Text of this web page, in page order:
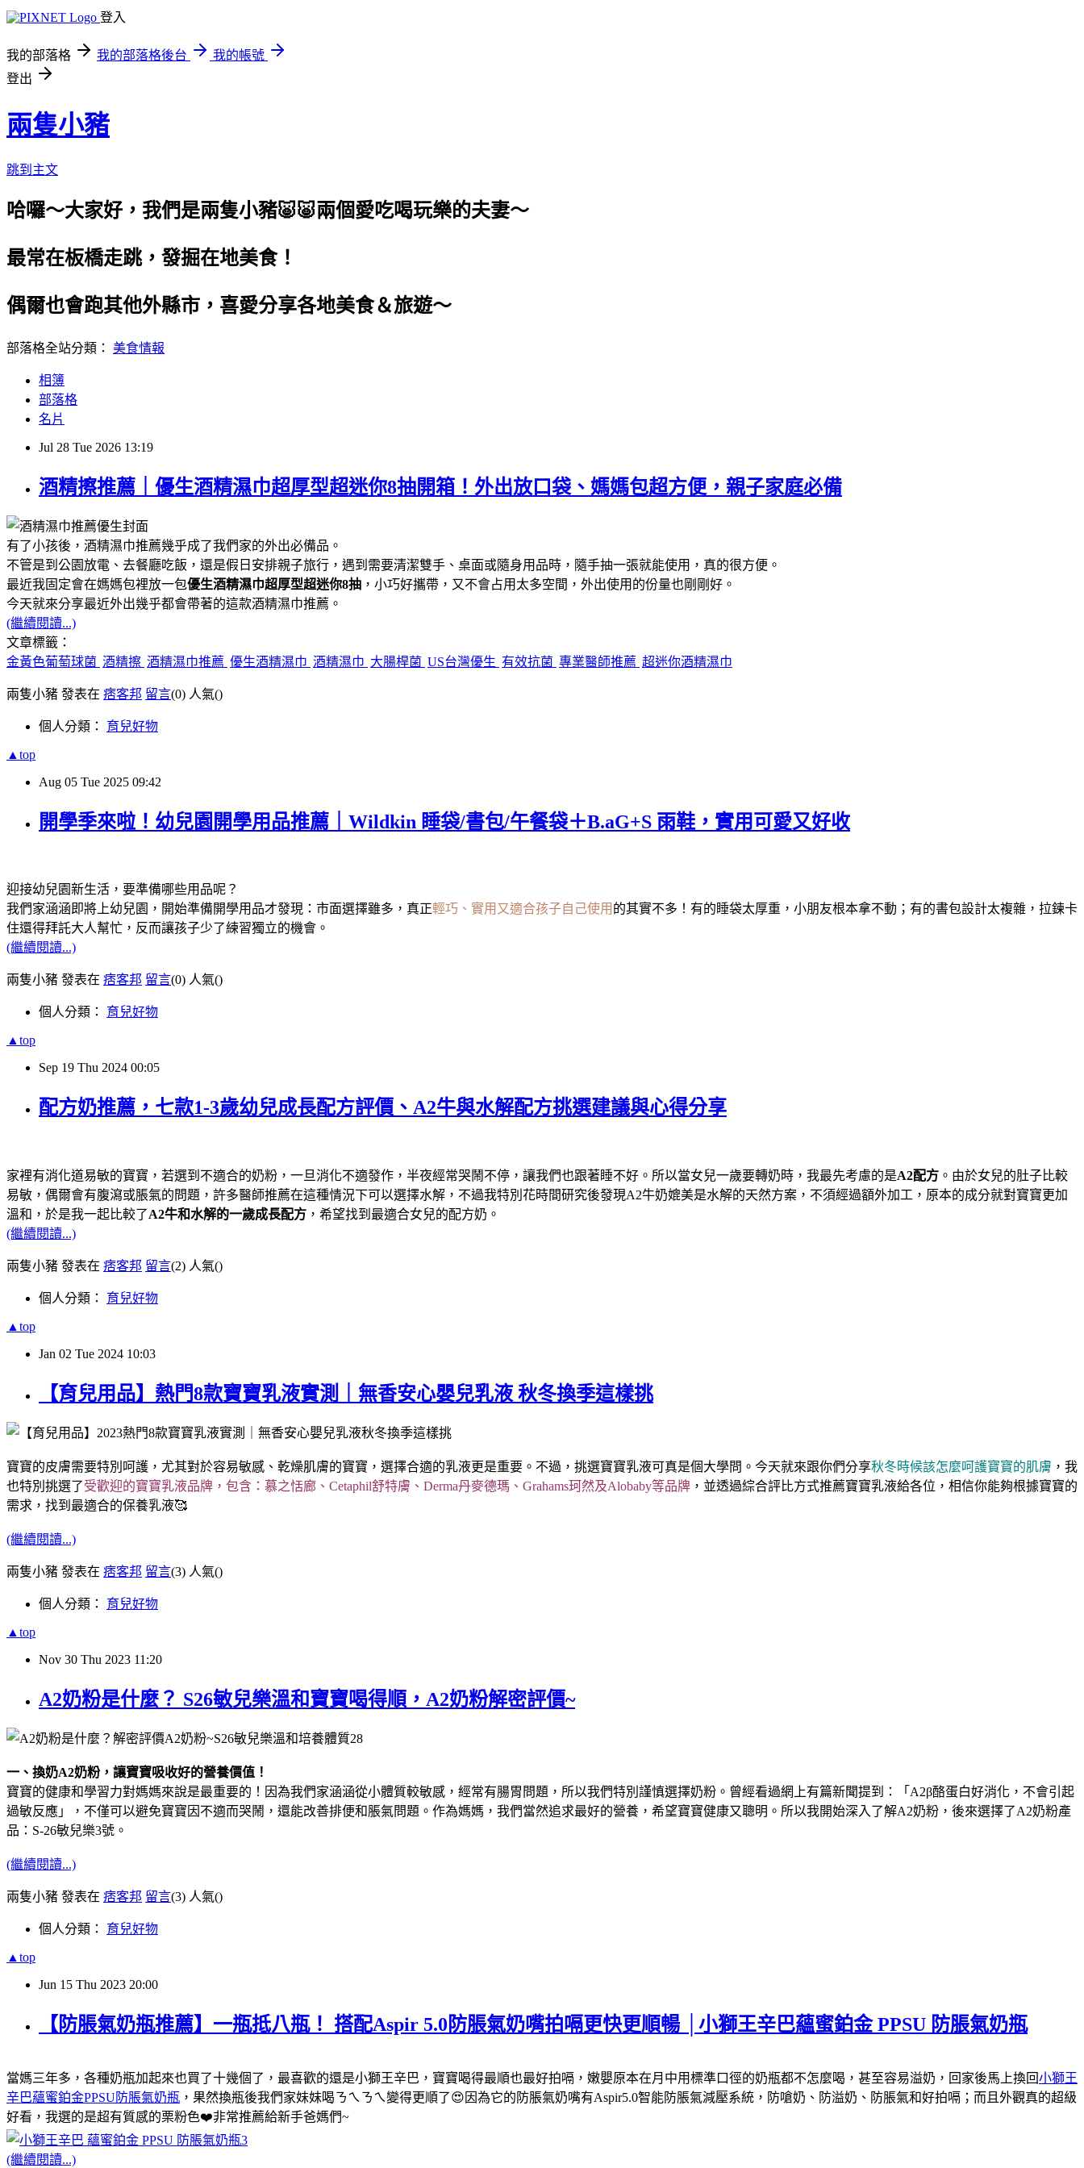
登入
我的部落格 我的部落格後台
我的帳號
登出
兩隻小豬
跳到主文
哈囉～大家好，我們是兩隻小豬🐷🐷兩個愛吃喝玩樂的夫妻～
最常在板橋走跳，發掘在地美食！
偶爾也會跑其他外縣市，喜愛分享各地美食＆旅遊～
部落格全站分類： 美食情報
相簿
部落格
名片
Jul 28 Tue 2026 13:19
酒精擦推薦｜優生酒精濕巾超厚型超迷你8抽開箱！外出放口袋、媽媽包超方便，親子家庭必備
有了小孩後，酒精濕巾推薦幾乎成了我們家的外出必備品。
不管是到公園放電、去餐廳吃飯，還是假日安排親子旅行，遇到需要清潔雙手、桌面或隨身用品時，隨手抽一張就能使用，真的很方便。
最近我固定會在媽媽包裡放一包優生酒精濕巾超厚型超迷你8抽 ，小巧好攜帶，又不會占用太多空間，外出使用的份量也剛剛好。
今天就來分享最近外出幾乎都會帶著的這款酒精濕巾推薦。
(繼續閱讀...)
文章標籤：
金黃色葡萄球菌 酒精擦 酒精濕巾推薦 優生酒精濕巾 酒精濕巾 大腸桿菌 US台灣優生 有效抗菌 專業醫師推薦 超迷你酒精濕巾
兩隻小豬 發表在 痞客邦 留言(0) 人氣()
個人分類： 育兒好物
▲top
Aug 05 Tue 2025 09:42
開學季來啦！幼兒園開學用品推薦｜Wildkin 睡袋/書包/午餐袋＋B.aG+S 雨鞋，實用可愛又好收
迎接幼兒園新生活，要準備哪些用品呢？
我們家涵涵即將上幼兒園，開始準備開學用品才發現：市面選擇雖多，真正輕巧、實用又適合孩子自己使用 的其實不多！有的睡袋太厚重，小朋友根本拿不動；有的書包設計太複雜，拉鍊卡
住還得拜託大人幫忙，反而讓孩子少了練習獨立的機會。
(繼續閱讀...)
兩隻小豬 發表在 痞客邦 留言(0) 人氣()
個人分類： 育兒好物
▲top
Sep 19 Thu 2024 00:05
配方奶推薦，七款1-3歲幼兒成長配方評價、A2牛與水解配方挑選建議與心得分享
家裡有消化道易敏的寶寶，若選到不適合的奶粉，一旦消化不適發作，半夜經常哭鬧不停，讓我們也跟著睡不好。所以當女兒一歲要轉奶時，我最先考慮的是A2配方 。由於女兒的肚子比較
易敏，偶爾會有腹瀉或脹氣的問題，許多醫師推薦在這種情況下可以選擇水解，不過我特別花時間研究後發現A2牛奶媲美是水解的天然方案，不須經過額外加工，原本的成分就對寶寶更加
溫和，於是我一起比較了A2牛和水解的一歲成長配方 ，希望找到最適合女兒的配方奶。
(繼續閱讀...)
兩隻小豬 發表在 痞客邦 留言(2) 人氣()
個人分類： 育兒好物
▲top
Jan 02 Tue 2024 10:03
【育兒用品】熱門8款寶寶乳液實測｜無香安心嬰兒乳液 秋冬換季這樣挑
寶寶的皮膚需要特別呵護，尤其對於容易敏感、乾燥肌膚的寶寶，選擇合適的乳液更是重要。不過，挑選寶寶乳液可真是個大學問。今天就來跟你們分享秋冬時候該怎麼呵護寶寶的肌膚 ，我
也特別挑選了受歡迎的寶寶乳液品牌，包含：慕之恬廊、Cetaphil舒特膚、Derma丹麥德瑪、Grahams珂然及Alobaby等品牌 ，並透過綜合評比方式推薦寶寶乳液給各位，相信你能夠根據寶寶的
需求，找到最適合的保養乳液🥰
(繼續閱讀...)
兩隻小豬 發表在 痞客邦 留言(3) 人氣()
個人分類： 育兒好物
▲top
Nov 30 Thu 2023 11:20
A2奶粉是什麼？ S26敏兒樂溫和寶寶喝得順，A2奶粉解密評價~
一、換奶A2奶粉，讓寶寶吸收好的營養價值！
寶寶的健康和學習力對媽媽來說是最重要的！因為我們家涵涵從小體質較敏感，經常有腸胃問題，所以我們特別謹慎選擇奶粉。曾經看過網上有篇新聞提到：「A2β酪蛋白好消化，不會引起
過敏反應」，不僅可以避免寶寶因不適而哭鬧，還能改善排便和脹氣問題。作為媽媽，我們當然追求最好的營養，希望寶寶健康又聰明。所以我開始深入了解A2奶粉，後來選擇了A2奶粉產
品：S-26敏兒樂3號。
(繼續閱讀...)
兩隻小豬 發表在 痞客邦 留言(3) 人氣()
個人分類： 育兒好物
▲top
Jun 15 Thu 2023 20:00
【防脹氣奶瓶推薦】一瓶抵八瓶！ 搭配Aspir 5.0防脹氣奶嘴拍嗝更快更順暢 │小獅王辛巴蘊蜜鉑金 PPSU 防脹氣奶瓶
當媽三年多，各種奶瓶加起來也買了十幾個了，最喜歡的還是小獅王辛巴，寶寶喝得最順也最好拍嗝，嫩嬰原本在月中用標準口徑的奶瓶都不怎麼喝，甚至容易溢奶，回家後馬上換回小獅王
辛巴蘊蜜鉑金PPSU防脹氣奶瓶 ，果然換瓶後我們家妹妹喝ㄋㄟㄋㄟ變得更順了😍因為它的防脹氣奶嘴有Aspir5.0智能防脹氣減壓系統，防嗆奶、防溢奶、防脹氣和好拍嗝；而且外觀真的超級
好看，我選的是超有質感的栗粉色❤️非常推薦給新手爸媽們~
(繼續閱讀...)